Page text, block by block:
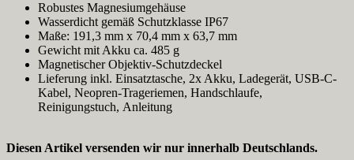
Robustes Magnesiumgehäuse
Wasserdicht gemäß Schutzklasse IP67
Maße: 191,3 mm x 70,4 mm x 63,7 mm
Gewicht mit Akku ca. 485 g
Magnetischer Objektiv-Schutzdeckel
Lieferung inkl. Einsatztasche, 2x Akku, Ladegerät, USB-C-
Kabel, Neopren-Trageriemen, Handschlaufe,
Reinigungstuch, Anleitung
Diesen Artikel versenden wir nur innerhalb Deutschlands.